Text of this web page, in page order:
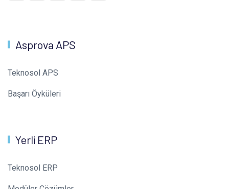
Asprova APS
Teknosol APS
Başarı Öyküleri
Yerli ERP
Teknosol ERP